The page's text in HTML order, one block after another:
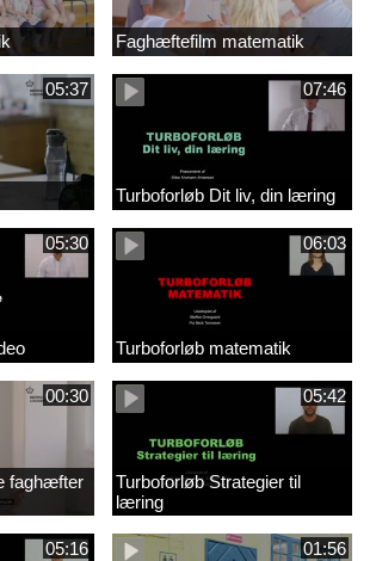
Faghæftefilm matematik
05:37 07:46
Turboforløb Dit liv, din læring
05:30 06:03
Turboforløb matematik
00:30
faghæfter
05:42
Turboforløb Strategier til
læring
05:16 01:56